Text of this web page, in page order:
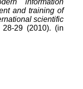
information
and training of
scientific
29 (2010). (in